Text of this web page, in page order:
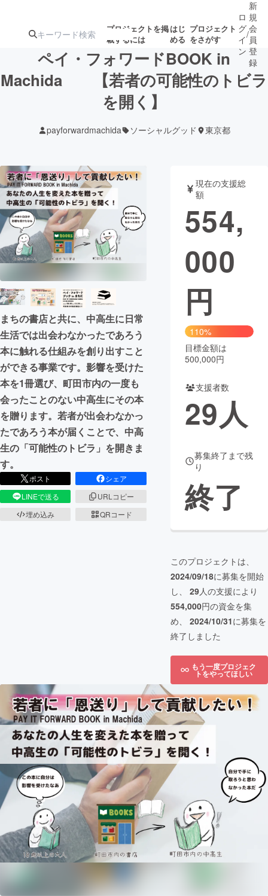
プロジェクトを掲
載するには
はじ
める
プロジェクト
をさがす
注目の新着プロ
ジェクト
募集終了が近いプ
テクノロジー・ガジェット
映像・映画 書籍・雑誌
ビジネス・起業 チャレンジ
まちづくり・地域活性化
CAMPFIRE for Social Good
CAMPFIRE Creation
CAMPFIREふるさと納税
コミュニティ
ロ
グ
イ
ン
/
新
規
会
員
登
録
ペイ・フォワードBOOK in
Machida 【若者の可能性のトビラ
を開く】
payforwardmachida ソーシャルグッド 東京都
まちの書店と共に、中高生に日常
生活では出会わなかったであろう
本に触れる仕組みを創り出すこと
ができる事業です。影響を受けた
本を1冊選び、町田市内の一度も
会ったことのない中高生にその本
を贈ります。若者が出会わなかっ
たであろう本が届くことで、中高
生の「可能性のトビラ」を開きま
す。
ポスト
シェア
LINEで送る
URLコピー
埋め込み
QRコード
現在の支援総
額
554,
000
円
110%
目標金額は
500,000円
支援者数
29人
募集終了まで残
り
終了
このプロジェクトは、
2024/09/18に募集を開始
し、 29人の支援により
554,000円の資金を集
め、 2024/10/31に募集を
終了しました
もう一度プロジェク
トをやってほしい